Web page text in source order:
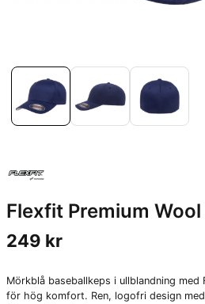
Flexfit Premium
249 kr
Mörkblå baseballkeps i ullblandning
för hög komfort. Ren, logofri design